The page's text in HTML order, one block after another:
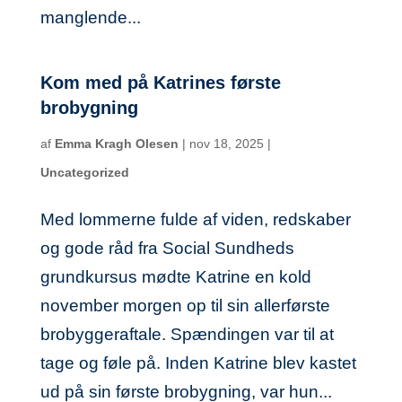
manglende...
Kom med på Katrines første
brobygning
af Emma Kragh Olesen | nov 18, 2025 |
Uncategorized
Med lommerne fulde af viden, redskaber
og gode råd fra Social Sundheds
grundkursus mødte Katrine en kold
november morgen op til sin allerførste
brobyggeraftale. Spændingen var til at
tage og føle på. Inden Katrine blev kastet
ud på sin første brobygning, var hun...